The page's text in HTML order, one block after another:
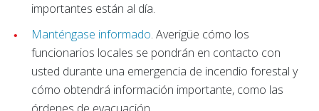
importantes están al día.
Manténgase informado. Averigüe cómo los
funcionarios locales se pondrán en contacto con
usted durante una emergencia de incendio forestal y
cómo obtendrá información importante, como las